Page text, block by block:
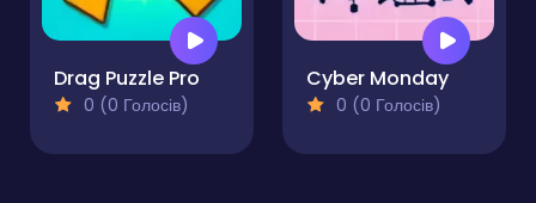
Drag Puzzle Pro
0 (0 Голосів)
Cyber Monday
0 (0 Голосів)